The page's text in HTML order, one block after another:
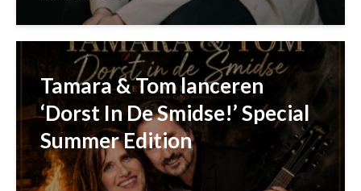
Tamara & Tom lanceren
‘Dorst In De Smidse!’ Special
Summer Edition